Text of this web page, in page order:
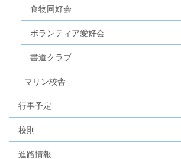
食物同好会
ボランティア愛好会
書道クラブ
マリン校舎
行事予定
校則
進路情報